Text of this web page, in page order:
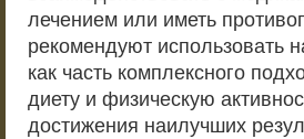
лечением или иметь
рекомендуют использовать
как часть комплексного
диету и физическую
достижения наилучших